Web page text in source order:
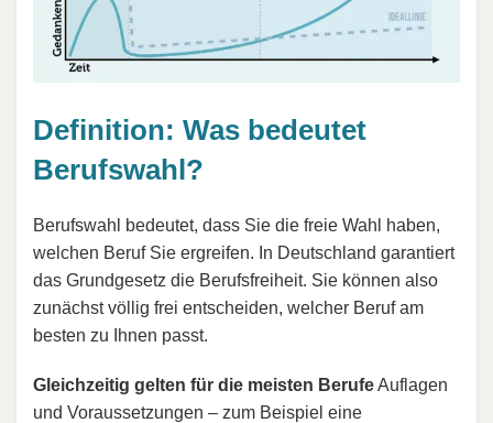
Definition: Was bedeutet
Berufswahl?
Berufswahl bedeutet, dass Sie die freie Wahl haben,
welchen Beruf Sie ergreifen. In Deutschland garantiert
das Grundgesetz die Berufsfreiheit. Sie können also
zunächst völlig frei entscheiden, welcher Beruf am
besten zu Ihnen passt.
Gleichzeitig gelten für die meisten BerufeAuflagen
und Voraussetzungen – zum Beispiel eine